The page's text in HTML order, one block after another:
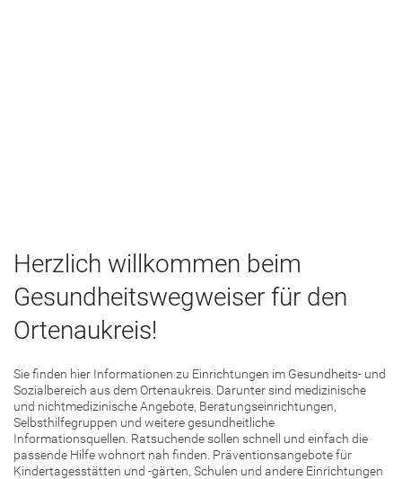
Herzlich willkommen beim
Gesundheitswegweiser für den
Ortenaukreis!
Sie finden hier Informationen zu Einrichtungen im Gesundheits- und
Sozialbereich aus dem Ortenaukreis. Darunter sind medizinische
und nichtmedizinische Angebote, Beratungseinrichtungen,
Selbsthilfegruppen und weitere gesundheitliche
Informationsquellen. Ratsuchende sollen schnell und einfach die
passende Hilfe wohnort nah finden. Präventionsangebote für
Kindertagesstätten und -gärten, Schulen und andere Einrichtungen